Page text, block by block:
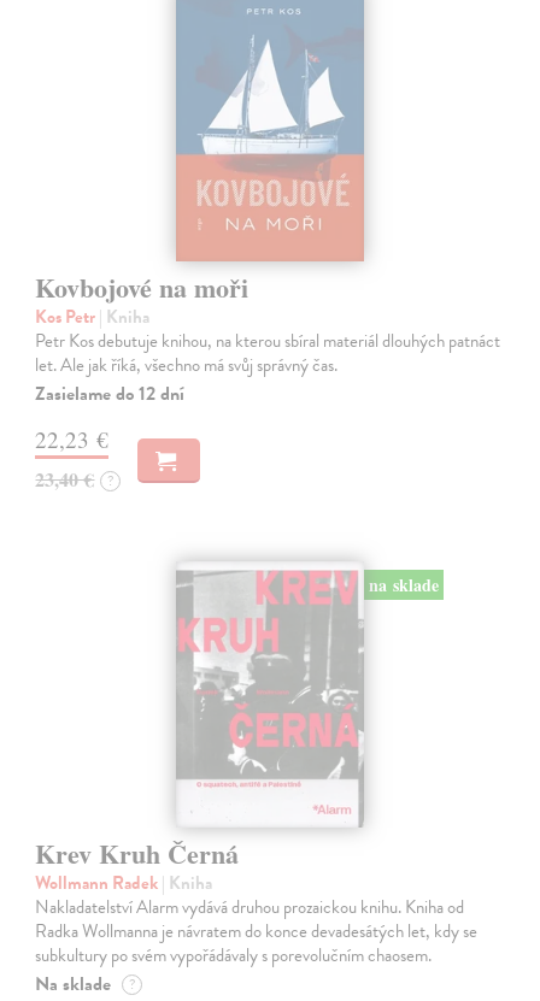
Kovbojové na moři
Kos Petr| Kniha
Petr Kos debutuje knihou, na kterou sbíral materiál dlouhých patnáct
let. Ale jak říká, všechno má svůj správný čas.
Zasielame do 12 dní
22,23 €
23,40 € ?
na sklade
Krev Kruh Černá
Wollmann Radek| Kniha
Nakladatelství Alarm vydává druhou prozaickou knihu. Kniha od
Radka Wollmanna je návratem do konce devadesátých let, kdy se
subkultury po svém vypořádávaly s porevolučním chaosem.
Na sklade ?